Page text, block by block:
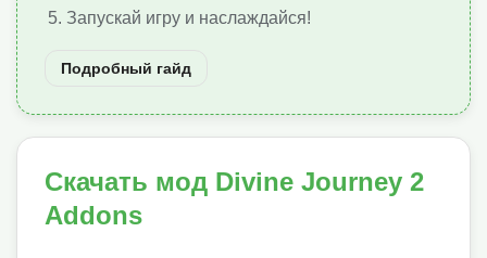
Запускай игру и наслаждайся!
Подробный гайд
Скачать мод Divine Journey 2
Addons